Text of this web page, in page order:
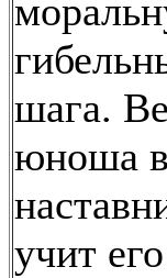
шага.
юноша
учит